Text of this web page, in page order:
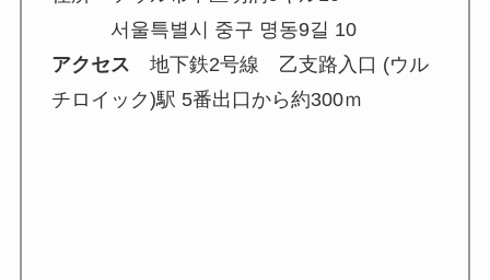
서울특별시 중구 명동9길 10
アクセス 地下鉄2号線 乙支路入口 (ウル
チロイック)駅 5番出口から約300ｍ